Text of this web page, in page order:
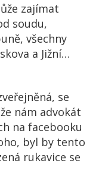
zajímat
soudu,
všechny
a Jižní…
se
nám advokát
na facebooku
byl by tento
rukavice se